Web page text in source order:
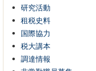
研究活動
租税史料
国際協力
税大講本
調達情報